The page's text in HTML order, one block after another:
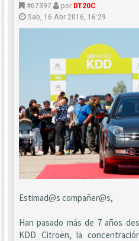
#67397 por DT20C
Sab, 16 Abr 2016, 16:29
Estimad@s compañer@s,
Han pasado más de 7 años
KDD Citroën, la